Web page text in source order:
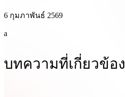
6 กุมภาพันธ์ 2569
a
บทความที่เกี่ยวข้อง